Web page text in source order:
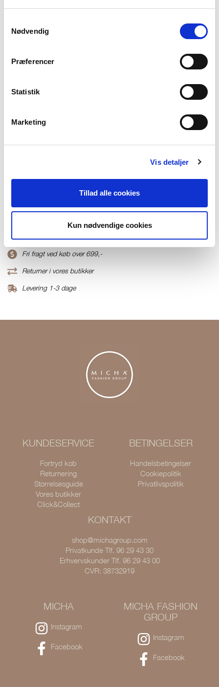
Nødvendig
Præferencer
Statistik
Marketing
Vis detaljer
Tillad alle cookies
Kun nødvendige cookies
Apple green Beach Sand
Få på lager
75% Viscose 25% Polyamide
Produktnummer
000001740014700000106
Fri fragt ved køb over 699,-
Returner i vores butikker
Levering 1-3 dage
KUNDESERVICE
Fortryd køb
Returnering
Størrelsesguide
Vores butikker
Click&Collect
BETINGELSER
Handelsbetingelser
Cookiepolitik
Privatlivspolitik
KONTAKT
shop@michagroup.com
Privatkunde Tlf. 96 29 43 30
Erhvervskunder Tlf. 96 29 43 00
CVR: 38732919
MICHA
Instagram
Facebook
MICHA FASHION
GROUP
Instagram
Facebook